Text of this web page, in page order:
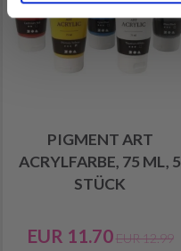
PIGMENT ART
ACRYLFARBE, 75 ML, 5
STÜCK
EUR 11.70 EUR 12.99